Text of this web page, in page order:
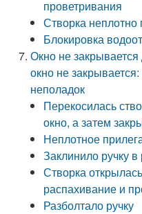
проветривания
Створка неплотно
Блокировка
Окно не
окно не
неполадок
Перекосилась
окно, а затем
Неплотное
Заклинило ручку
Створка
распахивание и
Разболтало ручку